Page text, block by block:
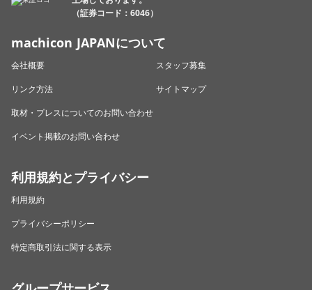
（証券コード：6046）
machicon JAPANについて
会社概要
スタッフ募集
リンク方法
サイトマップ
取材・プレスについてのお問い合わせ
イベント掲載のお問い合わせ
利用規約とプライバシー
利用規約
プライバシーポリシー
特定商取引法に関する表示